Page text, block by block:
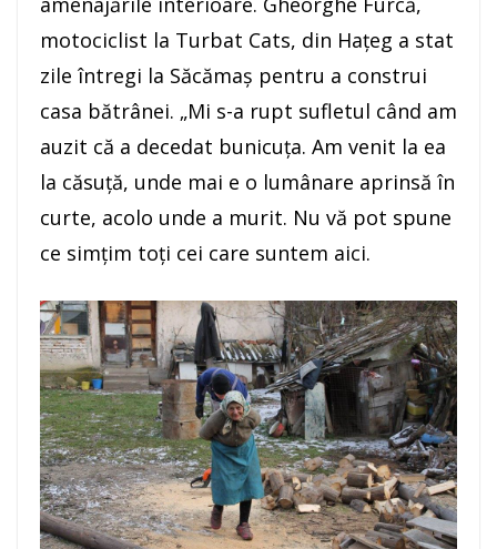
motociclist la Turbat Cats, din Haţeg a stat
zile întregi la Săcămaş pentru a construi
casa bătrânei. „Mi s-a rupt sufletul când am
auzit că a decedat bunicuţa. Am venit la ea
la căsuţă, unde mai e o lumânare aprinsă în
curte, acolo unde a murit. Nu vă pot spune
ce simţim toţi cei care suntem aici.